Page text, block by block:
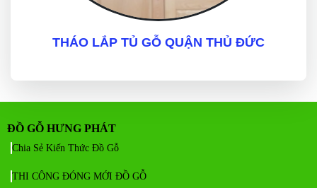
THÁO LẮP TỦ GỖ QUẬN THỦ ĐỨC
ĐỒ GỖ HƯNG PHÁT
Chia Sẻ Kiến Thức Đồ Gỗ
THI CÔNG ĐÓNG MỚI ĐỒ GỖ